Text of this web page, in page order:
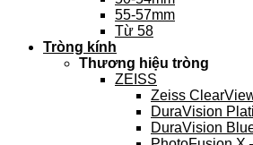
55-57mm
Từ 58
Tròng kính
Thương hiệu tròng
ZEISS
Zeiss
DuraVision
DuraVision